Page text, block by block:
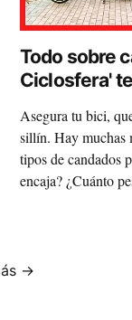
Todo sobre
Ciclosfera'
Asegura tu bici,
sillín. Hay muchas
tipos de candados
encaja? ¿Cuánto
→